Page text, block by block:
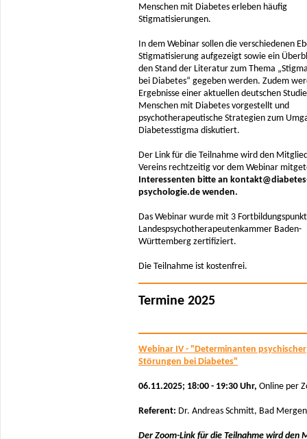
Menschen mit Diabetes erleben häufig
Stigmatisierungen.
In dem Webinar sollen die verschiedenen
Stigmatisierung aufgezeigt sowie ein
den Stand der Literatur zum Thema
bei Diabetes“ gegeben werden. Zudem
Ergebnisse einer aktuellen deutschen
Menschen mit Diabetes vorgestellt und
psychotherapeutische Strategien zum
Diabetesstigma diskutiert.
Der Link für die Teilnahme wird den
Vereins rechtzeitig vor dem Webinar
Interessenten bitte an
psychologie.de wenden.
Das Webinar wurde mit 3
Landespsychotherapeutenkammer Baden-
Württemberg zertifiziert.
Die Teilnahme ist kostenfrei.
Termine 2025
Webinar IV - "Determinanten psychischer
Störungen bei Diabetes"
06.11.2025; 18:00 - 19:30 Uhr, Online per
Referent: Dr. Andreas Schmitt, Bad
Der Zoom-Link für die Teilnahme wird den